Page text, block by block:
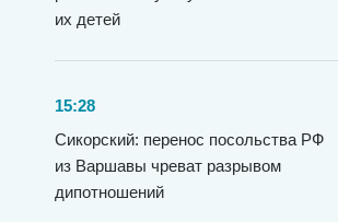
их детей
15:28
Сикорский: перенос посольства РФ
из Варшавы чреват разрывом
дипотношений